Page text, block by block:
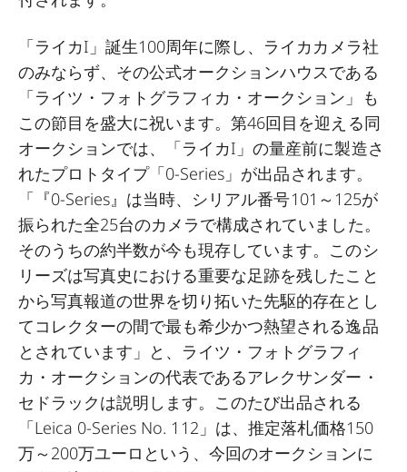
「ライカI」誕生100周年に際し、ライカカメラ社
のみならず、その公式オークションハウスである
「ライツ・フォトグラフィカ・オークション」も
この節目を盛大に祝います。第46回目を迎える同
オークションでは、「ライカI」の量産前に製造さ
れたプロトタイプ「0-Series」が出品されます。
「『0-Series』は当時、シリアル番号101～125が
振られた全25台のカメラで構成されていました。
そのうちの約半数が今も現存しています。このシ
リーズは写真史における重要な足跡を残したこと
から写真報道の世界を切り拓いた先駆的存在とし
てコレクターの間で最も希少かつ熱望される逸品
とされています」と、ライツ・フォトグラフィ
カ・オークションの代表であるアレクサンダー・
セドラックは説明します。このたび出品される
「Leica 0-Series No. 112」は、推定落札価格150
万～200万ユーロという、今回のオークションに